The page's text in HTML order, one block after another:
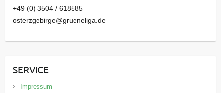
+49 (0) 3504 / 618585
osterzgebirge@grueneliga.de
SERVICE
Impressum